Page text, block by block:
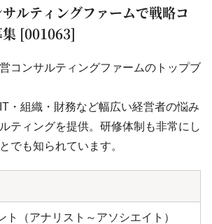
ルティングファームで戦略コ
集 [001063]
コンサルティングファームのトップブ
・組織・財務など幅広い経営者の悩み
ティングを提供。研修体制も非常にし
でも知られています。
ト（アナリスト～アソシエイト）